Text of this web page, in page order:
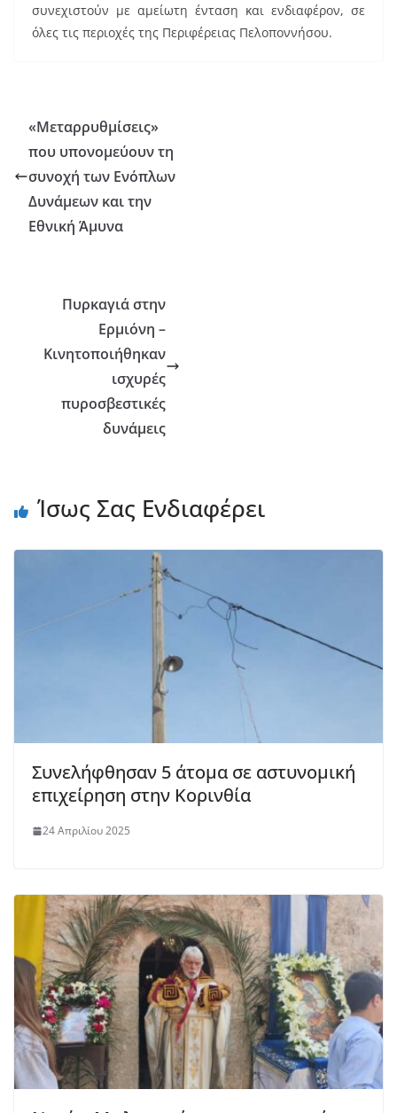
συνεχιστούν με αμείωτη ένταση και ενδιαφέρον, σε
όλες τις περιοχές της Περιφέρειας Πελοποννήσου.
«Μεταρρυθμίσεις»
που υπονομεύουν τη
συνοχή των Ενόπλων
Δυνάμεων και την
Εθνική Άμυνα
Πυρκαγιά στην
Ερμιόνη –
Κινητοποιήθηκαν
ισχυρές
πυροσβεστικές
δυνάμεις
Ίσως Σας Ενδιαφέρει
Συνελήφθησαν 5 άτομα σε αστυνομική
επιχείρηση στην Κορινθία
24 Απριλίου 2025